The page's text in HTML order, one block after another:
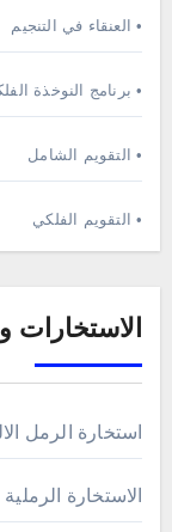
• العنقاء في التنجيم
• برنامج النوخذة
• التقويم الشامل
• التقويم الفلكي
الاستخارات
استخارة الرمل
الاستخارة الرملية